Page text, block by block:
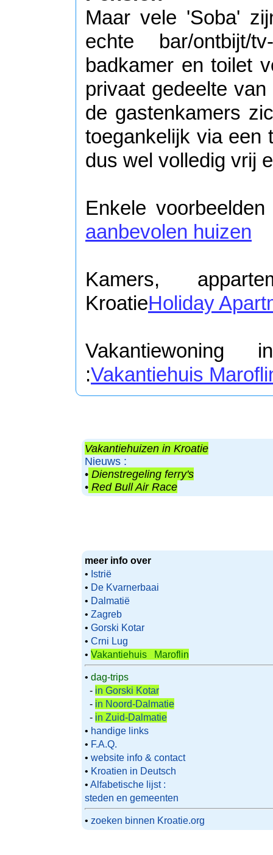
Maar vele 'Soba'
echte bar/ontbijt/
badkamer en toilet
privaat gedeelte
de gastenkamers
toegankelijk via een
dus wel volledig vrij
Enkele
aanbevolen huizen
Kamers,
KroatieHoliday
:Vakantiehuis
Vakantiehuizen in Kroatie
Nieuws :
• Dienstregeling ferry's
• Red Bull Air Race
meer info over
• Istrië
• De Kvarnerbaai
• Dalmatië
• Zagreb
• Gorski Kotar
• Crni Lug
• Vakantiehuis Maroflin
• dag-trips
- in Gorski Kotar
- in Noord-Dalmatie
- in Zuid-Dalmatie
• handige links
• F.A.Q.
• website info & contact
• Kroatien in Deutsch
• Alfabetische lijst :
steden en gemeenten
• zoeken binnen Kroatie.org